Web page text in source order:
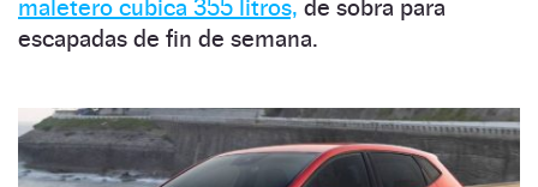
maletero cubica 355 litros, de sobra para
escapadas de fin de semana.